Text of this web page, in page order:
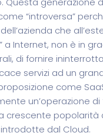
“introversa”
che
a Internet, non è in
di fornire
servizi ad un
come
un’operazione
crescente popolarità
dal Cloud.